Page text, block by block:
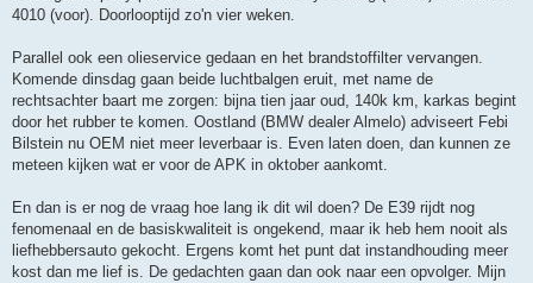
4010 (voor). Doorlooptijd zo'n vier weken.
Parallel ook een olieservice gedaan en het brandstoffilter vervangen.
Komende dinsdag gaan beide luchtbalgen eruit, met name de
rechtsachter baart me zorgen: bijna tien jaar oud, 140k km, karkas begint
door het rubber te komen. Oostland (BMW dealer Almelo) adviseert Febi
Bilstein nu OEM niet meer leverbaar is. Even laten doen, dan kunnen ze
meteen kijken wat er voor de APK in oktober aankomt.
En dan is er nog de vraag hoe lang ik dit wil doen? De E39 rijdt nog
fenomenaal en de basiskwaliteit is ongekend, maar ik heb hem nooit als
liefhebbersauto gekocht. Ergens komt het punt dat instandhouding meer
kost dan me lief is. De gedachten gaan dan ook naar een opvolger. Mijn